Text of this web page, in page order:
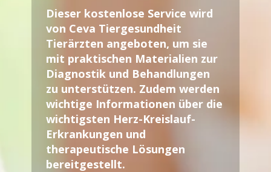
Dieser kostenlose Service wird
von Ceva Tiergesundheit
Tierärzten angeboten, um sie
mit praktischen Materialien zur
Diagnostik und Behandlungen
zu unterstützen. Zudem werden
wichtige Informationen über die
wichtigsten Herz-Kreislauf-
Erkrankungen und
therapeutische Lösungen
bereitgestellt.